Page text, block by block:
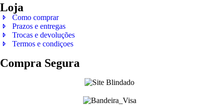
Loja
Como comprar
Prazos e entregas
Trocas e devoluções
Termos e condiçoes
Compra Segura